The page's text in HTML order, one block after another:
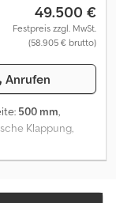
49.500 €
Festpreis zzgl. MwSt.
(58.905 € brutto)
Anrufen
500 mm,
Klappung,
Dcedpfx